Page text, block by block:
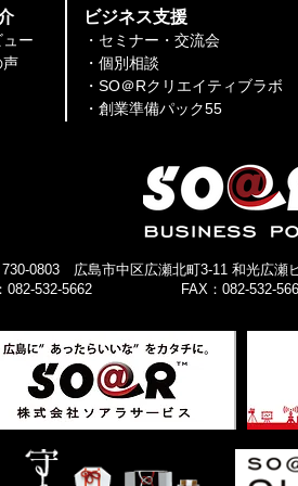
8/3(月)～8/7(金)＞
ュー
声​​
​ビジネス支援
・セミナー・交流会
・個別相談
・SO＠Rクリエイティブラボ
​・創業準備パック55
730-0803 広島市中区広瀬北町3-11 和光広瀬
082-532-5662
FAX：082-532-